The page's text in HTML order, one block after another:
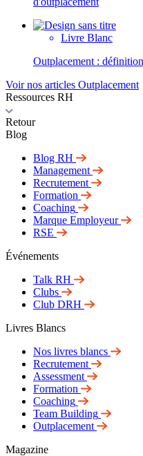
Livre Blanc
Outplacement :
Voir nos articles Outplacement
Ressources RH
Retour
Blog
Blog RH
Management
Recrutement
Formation
Coaching
Marque Employeur
RSE
Événements
Talk RH
Clubs
Club DRH
Livres Blancs
Nos livres blancs
Recrutement
Assessment
Formation
Coaching
Team Building
Outplacement
Magazine